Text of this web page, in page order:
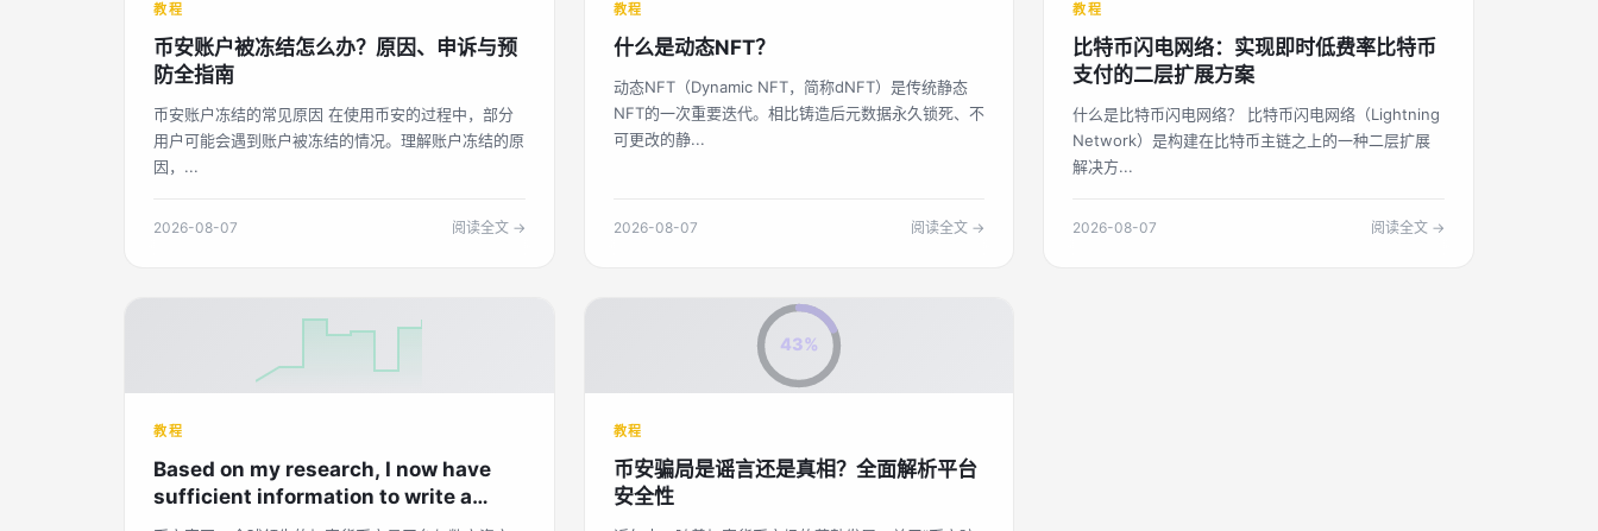
教程
币安账户被冻结怎么办？原因、申诉与预
防全指南
币安账户冻结的常见原因 在使用币安的过程中，部分
用户可能会遇到账户被冻结的情况。理解账户冻结的原
因，...
2026-08-07 阅读全文 →
教程
什么是动态NFT？
动态NFT（Dynamic NFT，简称dNFT）是传统静态
NFT的一次重要迭代。相比铸造后元数据永久锁死、不
可更改的静...
2026-08-07 阅读全文 →
教程
比特币闪电网络：实现即时低费率比特币
支付的二层扩展方案
什么是比特币闪电网络？ 比特币闪电网络（Lightning
Network）是构建在比特币主链之上的一种二层扩展
解决方...
2026-08-07 阅读全文 →
教程
Based on my research, I now have
sufficient information to write a
comprehensive SEO article about "币
43%
教程
币安骗局是谣言还是真相？全面解析平台
安全性